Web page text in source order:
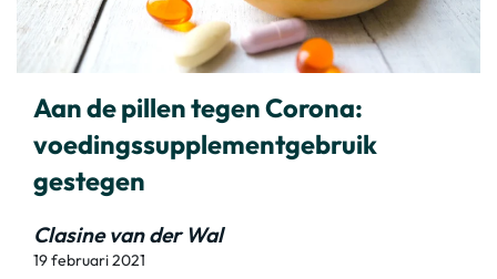
Aan de pillen tegen Corona:
voedingssupplementgebruik
gestegen
Clasine van der Wal
19 februari 2021